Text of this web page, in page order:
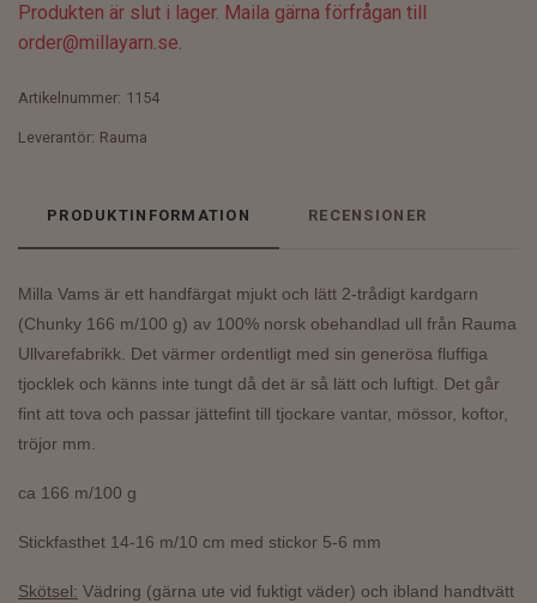
Produkten är slut i lager. Maila gärna förfrågan till
order@millayarn.se.
Artikelnummer: 1154
Leverantör: Rauma
PRODUKTINFORMATION RECENSIONER
Milla Vams är ett handfärgat mjukt och lätt 2-trådigt kardgarn
(Chunky 166 m/100 g) av 100% norsk obehandlad ull från Rauma
Ullvarefabrikk. Det värmer ordentligt med sin generösa fluffiga
tjocklek och känns inte tungt då det är så lätt och luftigt. Det går
fint att tova och passar jättefint till tjockare vantar, mössor, koftor,
tröjor mm.
ca 166 m/100 g
Stickfasthet 14-16 m/10 cm med stickor 5-6 mm
Skötsel: Vädring (gärna ute vid fuktigt väder) och ibland handtvätt